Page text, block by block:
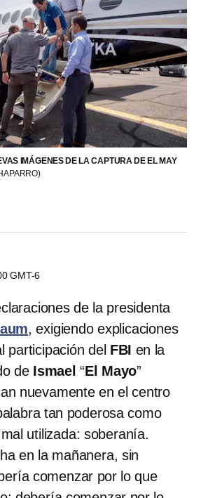
IMÁGENES DE LA CAPTURA DE EL MAY
GMT-6
de la presidenta
, exigiendo explicaciones
participación del FBI en la
de Ismael“El Mayo”
nuevamente en el centro
tan poderosa como
utilizada: soberanía.
en la mañanera, sin
comenzar por lo que